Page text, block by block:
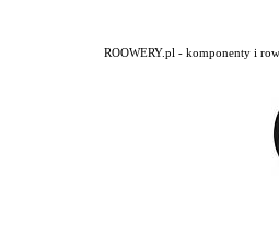
ROOWERY.pl - komponenty i